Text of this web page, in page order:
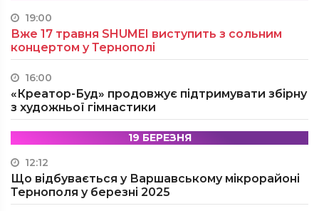
19:00
Вже 17 травня SHUMEI виступить з сольним
концертом у Тернополі
16:00
«Креатор-Буд» продовжує підтримувати збірну
з художньої гімнастики
19 БЕРЕЗНЯ
12:12
Що відбувається у Варшавському мікрорайоні
Тернополя у березні 2025